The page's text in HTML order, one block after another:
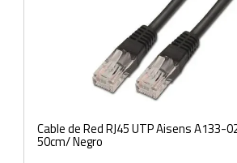
Cable de Red RJ45 UTP Aisens A133-
50cm/ Negro